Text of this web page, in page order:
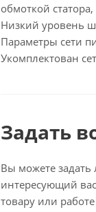
обмоткой
Низкий уровень
Параметры сети
Укомплектован
Задать
Вы можете
интересующий
товару или